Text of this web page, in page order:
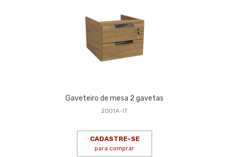
Gaveteiro de mesa 2 gavetas
2001A-IT
CADASTRE-SE
para comprar